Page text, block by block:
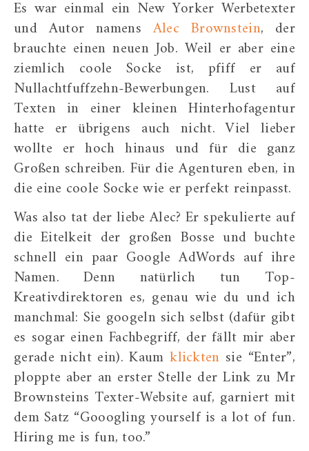
Es war einmal ein New Yorker Werbetexter
und Autor namensAlec Brownstein, der
brauchte einen neuen Job. Weil er aber eine
ziemlich coole Socke ist, pfiff er auf
Nullachtfuffzehn-Bewerbungen. Lust auf
Texten in einer kleinen Hinterhofagentur
hatte er übrigens auch nicht. Viel lieber
wollte er hoch hinaus und für die ganz
Großen schreiben. Für die Agenturen eben, in
die eine coole Socke wie er perfekt reinpasst.
Was also tat der liebe Alec? Er spekulierte auf
die Eitelkeit der großen Bosse und buchte
schnell ein paar Google AdWords auf ihre
Namen. Denn natürlich tun Top-
Kreativdirektoren es, genau wie du und ich
manchmal: Sie googeln sich selbst (dafür gibt
es sogar einen Fachbegriff, der fällt mir aber
gerade nicht ein).Kaumklickten sie “Enter”,
ploppte aber an erster Stelle der Link zu Mr
Brownsteins Texter-Website auf, garniert mit
dem Satz “Gooogling yourself is a lot of fun.
Hiring me is fun, too.”